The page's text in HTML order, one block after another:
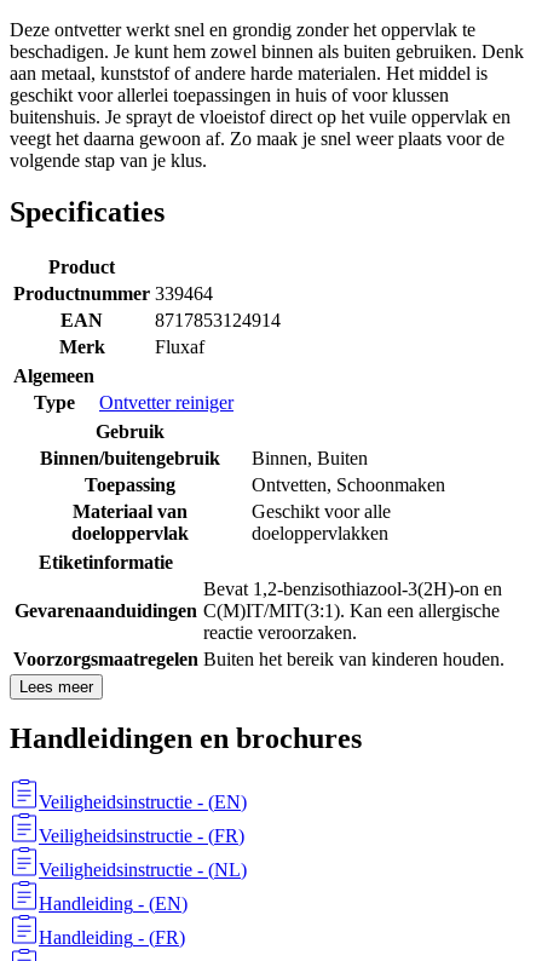
Deze ontvetter werkt snel en grondig zonder het oppervlak te
beschadigen. Je kunt hem zowel binnen als buiten gebruiken. Denk
aan metaal, kunststof of andere harde materialen. Het middel is
geschikt voor allerlei toepassingen in huis of voor klussen
buitenshuis. Je sprayt de vloeistof direct op het vuile oppervlak en
veegt het daarna gewoon af. Zo maak je snel weer plaats voor de
volgende stap van je klus.
Specificaties
Product
Productnummer 339464
EAN
8717853124914
Merk
Fluxaf
Algemeen
Type
Ontvetter reiniger
Gebruik
Binnen/buitengebruik
Binnen, Buiten
Toepassing
Ontvetten, Schoonmaken
Materiaal van
doeloppervlak
Geschikt voor alle
doeloppervlakken
Etiketinformatie
Gevarenaanduidingen
Bevat 1,2-benzisothiazool-3(2H)-on en
C(M)IT/MIT(3:1). Kan een allergische
reactie veroorzaken.
Voorzorgsmaatregelen Buiten het bereik van kinderen houden.
Lees meer
Handleidingen en brochures
Veiligheidsinstructie - (EN)
Veiligheidsinstructie - (FR)
Veiligheidsinstructie - (NL)
Handleiding - (EN)
Handleiding - (FR)